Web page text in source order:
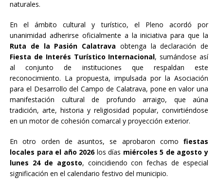
naturales.
En el ámbito cultural y turístico, el Pleno acordó por
unanimidad adherirse oficialmente a la iniciativa para que la
Ruta de la Pasión Calatrava obtenga la declaración de
Fiesta de Interés Turístico Internacional, sumándose así
al conjunto de instituciones que respaldan este
reconocimiento. La propuesta, impulsada por la Asociación
para el Desarrollo del Campo de Calatrava, pone en valor una
manifestación cultural de profundo arraigo, que aúna
tradición, arte, historia y religiosidad popular, convirtiéndose
en un motor de cohesión comarcal y proyección exterior.
En otro orden de asuntos, se aprobaron como fiestas
locales para el año 2026los días miércoles 5 de agosto y
lunes 24 de agosto, coincidiendo con fechas de especial
significación en el calendario festivo del municipio.